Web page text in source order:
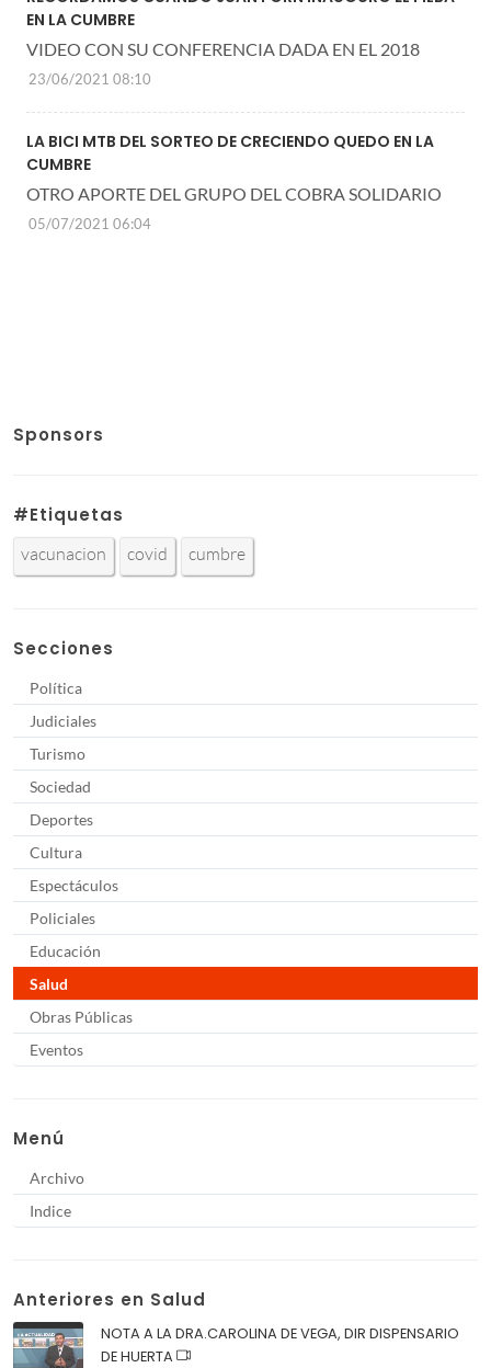
EN LA CUMBRE
VIDEO CON SU CONFERENCIA DADA EN EL 2018
23/06/2021 08:10
LA BICI MTB DEL SORTEO DE CRECIENDO QUEDO EN LA
CUMBRE
OTRO APORTE DEL GRUPO DEL COBRA SOLIDARIO
05/07/2021 06:04
Sponsors
#Etiquetas
vacunacion covid cumbre
Secciones
Política
Judiciales
Turismo
Sociedad
Deportes
Cultura
Espectáculos
Policiales
Educación
Salud
Obras Públicas
Eventos
Menú
Archivo
Indice
Anteriores en Salud
NOTA A LA DRA.CAROLINA DE VEGA, DIR DISPENSARIO
DE HUERTA